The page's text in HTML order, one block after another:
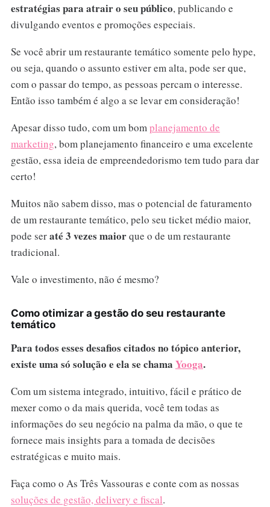
estratégias para atrair o seu público, publicando e
divulgando eventos e promoções especiais.
Se você abrir um restaurante temático somente pelo hype,
ou seja, quando o assunto estiver em alta, pode ser que,
com o passar do tempo, as pessoas percam o interesse.
Então isso também é algo a se levar em consideração!
Apesar disso tudo, com um bomplanejamento de
marketing, bom planejamento financeiro e uma excelente
gestão, essa ideia de empreendedorismo tem tudo para dar
certo!
Muitos não sabem disso, mas o potencial de faturamento
de um restaurante temático, pelo seu ticket médio maior,
pode seraté 3 vezes maiorque o de um restaurante
tradicional.
Vale o investimento, não é mesmo?
Como otimizar a gestão do seu restaurante
temático
Para todos esses desafios citados no tópico anterior,
existe uma só solução e ela se chama Yooga.
Com um sistema integrado, intuitivo, fácil e prático de
mexer como o da mais querida, você tem todas as
informações do seu negócio na palma da mão, o que te
fornece mais insights para a tomada de decisões
estratégicas e muito mais.
Faça como o As Três Vassouras e conte com as nossas
soluções de gestão, delivery e fiscal.